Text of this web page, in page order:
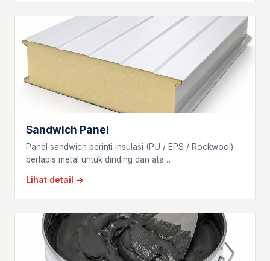
Sandwich Panel
Panel sandwich berinti insulasi (PU / EPS / Rockwool)
berlapis metal untuk dinding dan ata…
Lihat detail →